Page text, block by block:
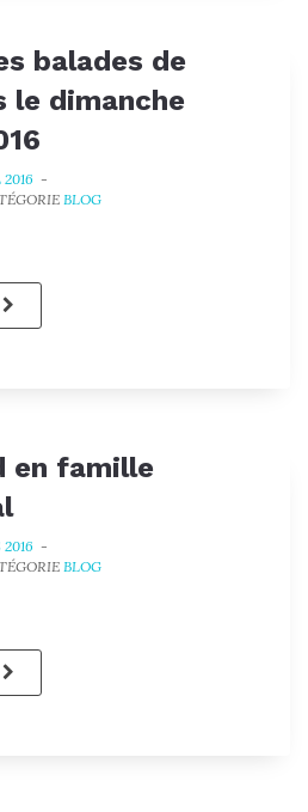
balades de
le dimanche
-
BLOG
en famille
-
BLOG